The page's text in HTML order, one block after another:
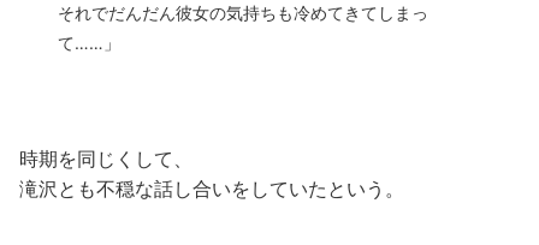
それでだんだん彼女の気持ちも冷めてきてしまっ
て……」
時期を同じくして、
滝沢とも不穏な話し合いをしていたという。